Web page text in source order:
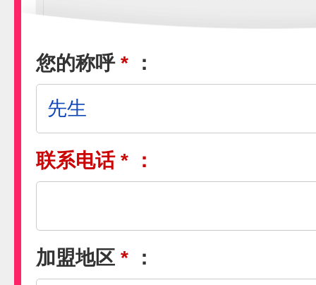
您的称呼 * ：
联系电话 * ：
加盟地区 * ：